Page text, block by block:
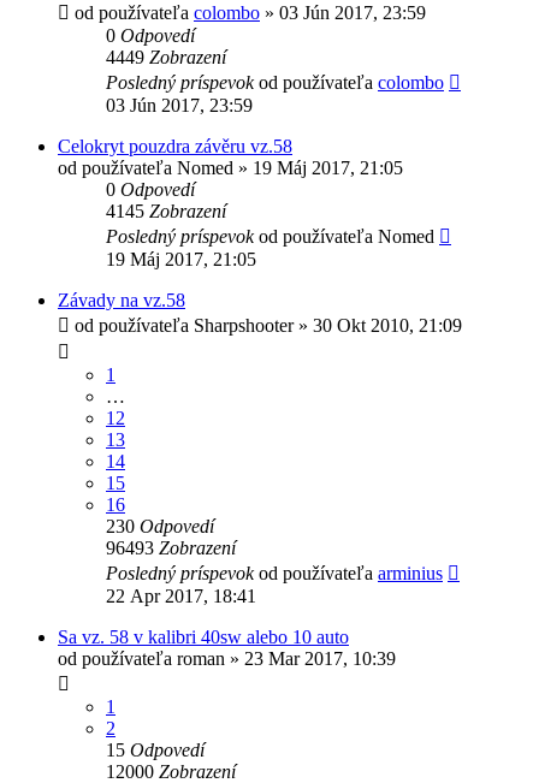
od používateľa colombo » 03 Jún 2017, 23:59
0 Odpovedí
4449 Zobrazení
Posledný príspevokod používateľa colombo
03 Jún 2017, 23:59
Celokryt pouzdra závěru vz.58
od používateľa Nomed » 19 Máj 2017, 21:05
0 Odpovedí
4145 Zobrazení
Posledný príspevokod používateľa Nomed
19 Máj 2017, 21:05
Závady na vz.58
od používateľa Sharpshooter» 30 Okt 2010, 21:09
1
…
12
13
14
15
16
230 Odpovedí
96493 Zobrazení
Posledný príspevokod používateľa arminius
22 Apr 2017, 18:41
Sa vz. 58 v kalibri 40sw alebo 10 auto
od používateľa roman » 23 Mar 2017, 10:39
1
2
15 Odpovedí
12000 Zobrazení